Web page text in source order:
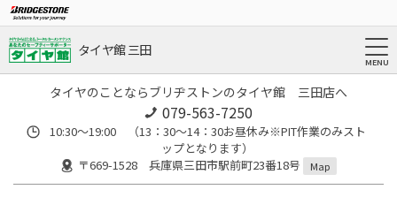
タイヤ館 三田
タイヤのことならブリヂストンのタイヤ館 三田店へ
079-563-7250
10:30～19:00 （13：30～14：30お昼休み※PIT作業のみスト
ップとなります）
〒669-1528 兵庫県三田市駅前町23番18号
Map